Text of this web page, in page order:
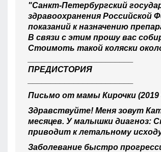
"Санкт-Петербургский
здравоохранения Российской
показаний к назначению
В связи с этим прошу вас
Стоимоть такой коляски
ПРЕДИСТОРИЯ
Письмо от мамы Кирочки (2019
Здравствуйте! Меня зовут
месяцев. У малышки диагноз:
приводит к летальному
Заболевание быстро